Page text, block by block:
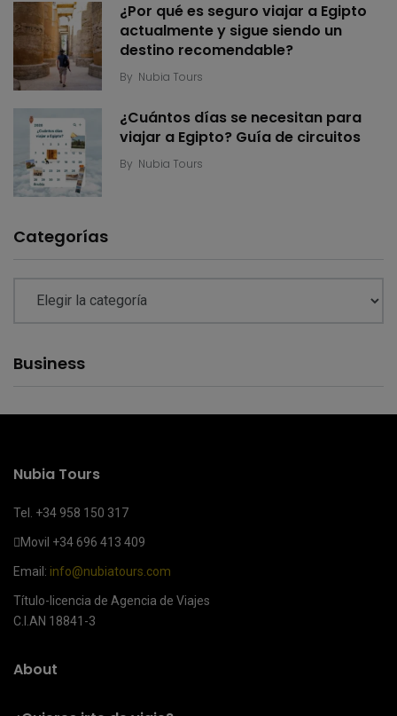
¿Por qué es seguro viajar a Egipto
actualmente y sigue siendo un
destino recomendable?
By Nubia Tours
¿Cuántos días se necesitan para
viajar a Egipto? Guía de circuitos
By Nubia Tours
Categorías
Business
Nubia Tours
Tel. +34 958 150 317
Movil +34 696 413 409
Email: info@nubiatours.com
Título-licencia de Agencia de Viajes
C.I.AN 18841-3
About